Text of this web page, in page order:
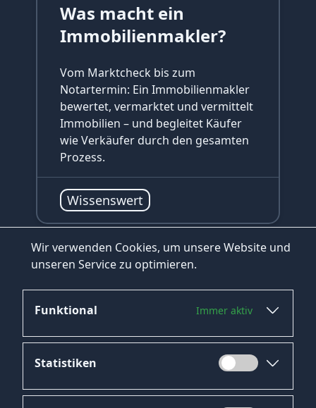
Wir verwenden Cookies, um unsere Website und
unseren Service zu optimieren.
Funktional Immer aktiv
Statistiken
Was sind Arbeitszeugnis-Noten?
#Warum sind Arbeitszeugnis-Noten
Was macht ein
Immobilienmakler?
Vom Marktcheck bis zum
Notartermin: Ein Immobilienmakler
bewertet, vermarktet und vermittelt
Immobilien – und begleitet Käufer
wie Verkäufer durch den gesamten
Prozess.
Wissenswert
zum Blog